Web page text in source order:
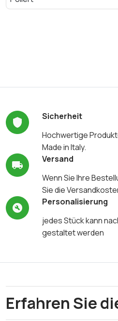
Sicherheit
Hochwertige
Made in Italy.
Versand
Wenn Sie Ihre
Sie die
Personalisierung
jedes Stück kann
gestaltet werden
Erfahren Sie